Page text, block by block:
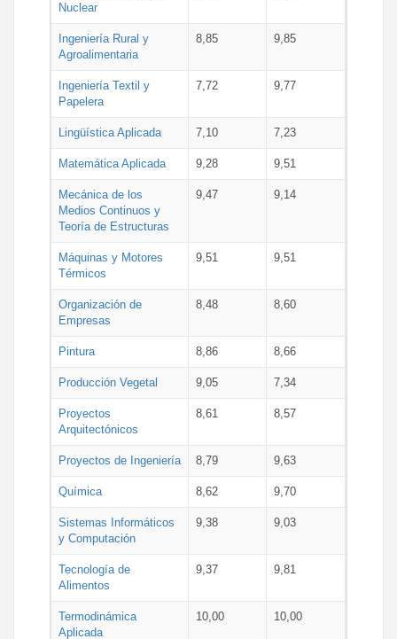
Nuclear
Ingeniería Rural y
Agroalimentaria
8,85 9,85
Ingeniería Textil y
Papelera
7,72 9,77
Lingüística Aplicada 7,10 7,23
Matemática Aplicada 9,28 9,51
Mecánica de los
Medios Continuos y
Teoría de Estructuras
9,47 9,14
Máquinas y Motores
Térmicos
9,51 9,51
Organización de
Empresas
8,48 8,60
Pintura 8,86 8,66
Producción Vegetal 9,05 7,34
Proyectos
Arquitectónicos
8,61 8,57
Proyectos de Ingeniería 8,79 9,63
Química 8,62 9,70
Sistemas Informáticos
y Computación
9,38 9,03
Tecnología de
Alimentos
9,37 9,81
Termodinámica
Aplicada
10,00 10,00